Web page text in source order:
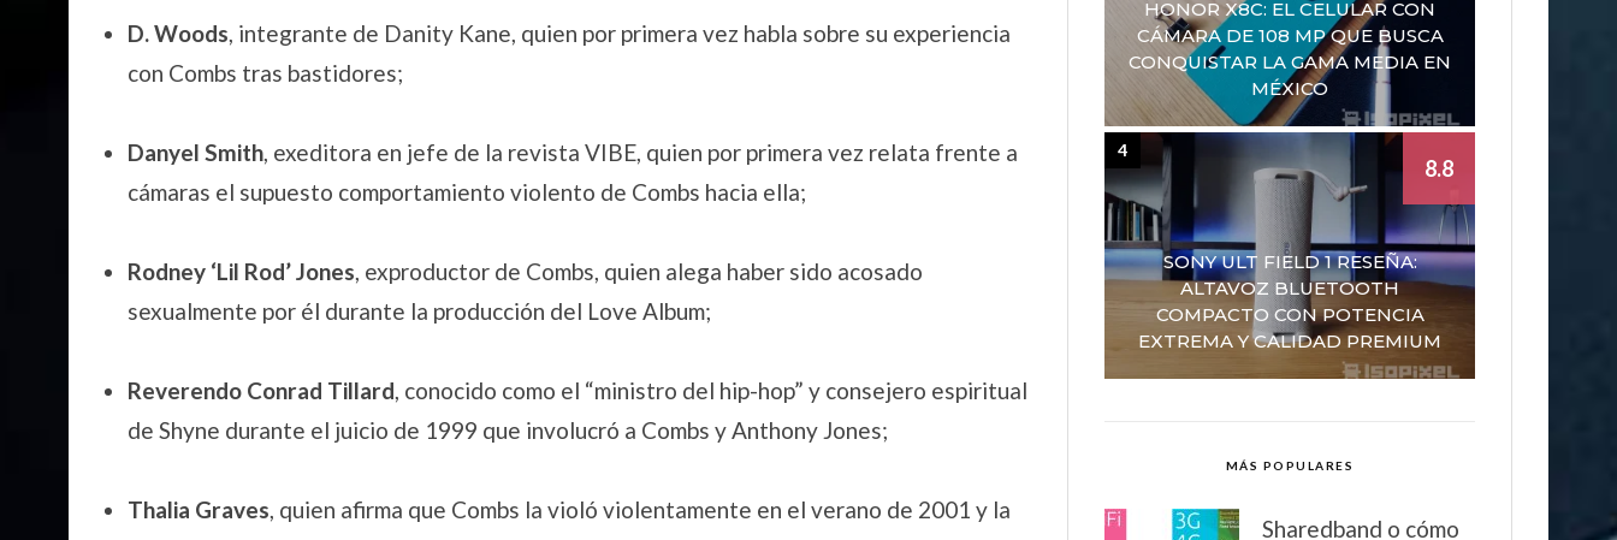
D. Woods, integrante de Danity Kane, quien por primera vez habla sobre su experiencia
con Combs tras bastidores;
Danyel Smith, exeditora en jefe de la revista VIBE, quien por primera vez relata frente a
cámaras el supuesto comportamiento violento de Combs hacia ella;
Rodney ‘Lil Rod’ Jones, exproductor de Combs, quien alega haber sido acosado
sexualmente por él durante la producción del Love Album;
Reverendo Conrad Tillard, conocido como el “ministro del hip-hop” y consejero espiritual
de Shyne durante el juicio de 1999 que involucró a Combs y Anthony Jones;
Thalia Graves, quien afirma que Combs la violó violentamente en el verano de 2001 y la
HONOR X8C: EL CELULAR CON
CÁMARA DE 108 MP QUE BUSCA
CONQUISTAR LA GAMA MEDIA EN
MÉXICO
SONY ULT FIELD 1 RESEÑA:
ALTAVOZ BLUETOOTH
COMPACTO CON POTENCIA
EXTREMA Y CALIDAD PREMIUM
8.8
4
MÁS POPULARES
Sharedband o cómo